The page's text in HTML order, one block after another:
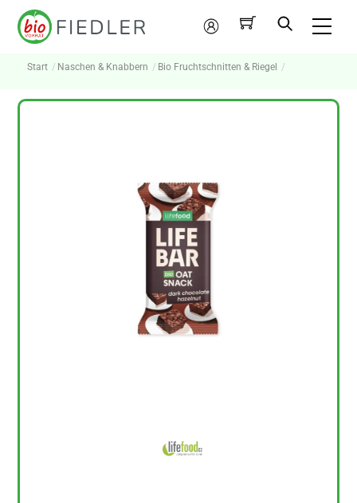
Skip
Mein
Konto
Start Naschen & Knabbern Bio Fruchtschnitten & Riegel